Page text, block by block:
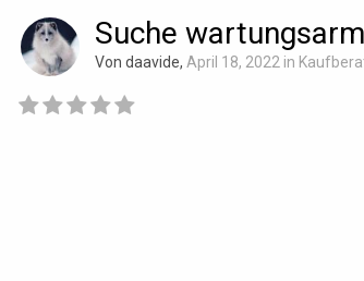
Suche
Von daavide, April 18, 2022 in